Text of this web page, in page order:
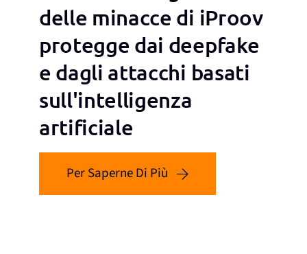
delle minacce di iProov
protegge dai deepfake
e dagli attacchi basati
sull'intelligenza
artificiale
Per Saperne Di Più